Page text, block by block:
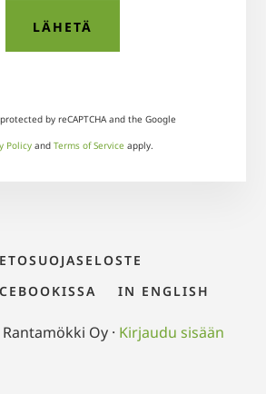
by reCAPTCHA and the Google
Policyand Terms of Service apply.
IN ENGLISH
Oy · Kirjaudu sisään